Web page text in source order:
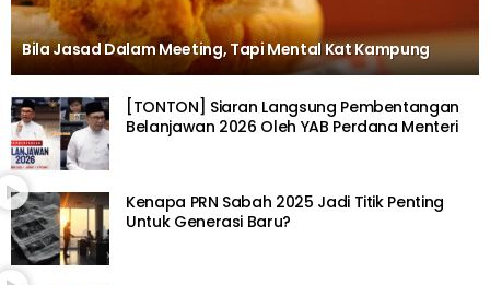
Bila Jasad Dalam Meeting, Tapi Mental Kat Kampung
[TONTON] Siaran Langsung Pembentangan
Belanjawan 2026 Oleh YAB Perdana Menteri
Kenapa PRN Sabah 2025 Jadi Titik Penting
Untuk Generasi Baru?